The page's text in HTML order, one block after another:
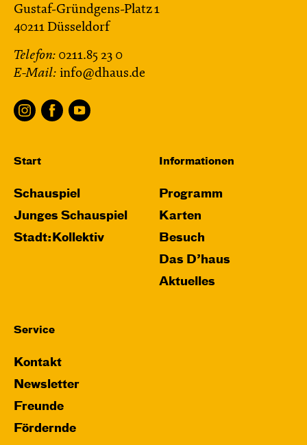
Gustaf-Gründgens-Platz 1
40211 Düsseldorf
Telefon: 0211.85 23 0
E-Mail: info@dhaus.de
Start
Schauspiel
Junges Schauspiel
Stadt:Kollektiv
Informationen
Programm
Karten
Besuch
Das D’haus
Aktuelles
Service
Kontakt
Newsletter
Freunde
Fördernde